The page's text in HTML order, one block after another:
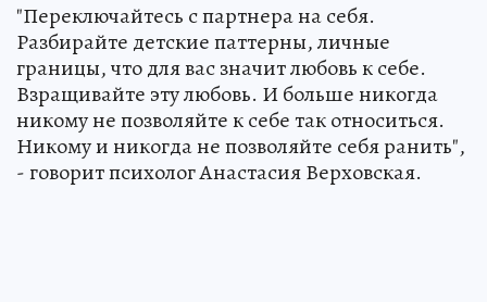
"Переключайтесь с партнера на себя.
Разбирайте детские паттерны, личные
границы, что для вас значит любовь к себе.
Взращивайте эту любовь. И больше никогда
никому не позволяйте к себе так относиться.
Никому и никогда не позволяйте себя ранить",
- говорит психолог Анастасия Верховская.